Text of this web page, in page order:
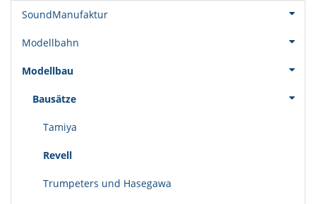
SoundManufaktur
Modellbahn
Modellbau
Bausätze
Tamiya
Revell
Trumpeters und Hasegawa